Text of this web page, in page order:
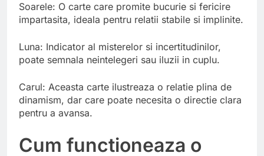
Soarele: O carte care promite bucurie si fericire
impartasita, ideala pentru relatii stabile si implinite.
Luna: Indicator al misterelor si incertitudinilor,
poate semnala neintelegeri sau iluzii in cuplu.
Carul: Aceasta carte ilustreaza o relatie plina de
dinamism, dar care poate necesita o directie clara
pentru a avansa.
Cum functioneaza o